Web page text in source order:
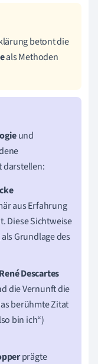
betont die
als Methoden
und
darstellen:
aus Erfahrung
Diese Sichtweise
Grundlage des
René Descartes
die Vernunft die
berühmte Zitat
bin ich“)
prägte